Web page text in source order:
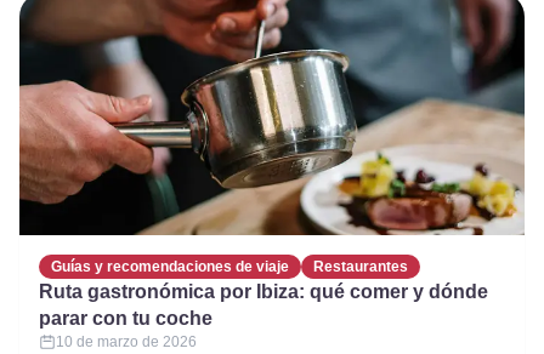
ambas opciones para ayudarte a tomar
Guías y recomendaciones de viaje Restaurantes
Ruta gastronómica por Ibiza: qué comer y dónde
parar con tu coche
10 de marzo de 2026